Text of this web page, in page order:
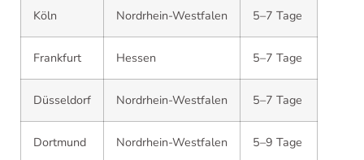
Köln Nordrhein-Westfalen 5–7 Tage
Frankfurt Hessen 5–7 Tage
Düsseldorf Nordrhein-Westfalen 5–7 Tage
Dortmund Nordrhein-Westfalen 5–9 Tage